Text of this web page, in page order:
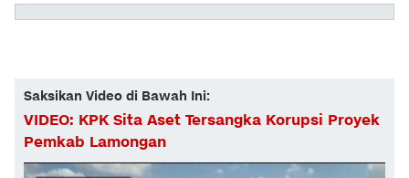
Saksikan Video di Bawah Ini:
VIDEO: KPK Sita Aset Tersangka Korupsi Proyek
Pemkab Lamongan